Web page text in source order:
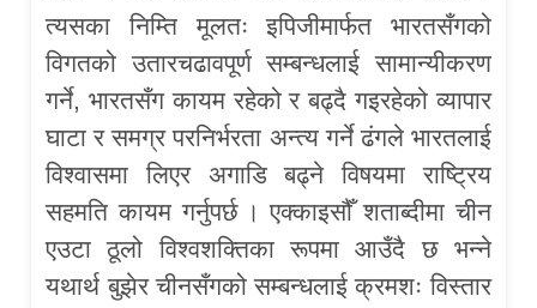
त्यसका निम्ति मूलतः इपिजीमार्फत भारतसँगको
विगतको उतारचढावपूर्ण सम्बन्धलाई सामान्यीकरण
गर्ने, भारतसँग कायम रहेको र बढ्दै गइरहेको व्यापार
घाटा र समग्र परनिर्भरता अन्त्य गर्ने ढंगले भारतलाई
विश्वासमा लिएर अगाडि बढ्ने विषयमा राष्ट्रिय
सहमति कायम गर्नुपर्छ । एक्काइसौँ शताब्दीमा चीन
एउटा ठूलो विश्वशक्तिका रूपमा आउँदै छ भन्ने
यथार्थ बुझेर चीनसँगको सम्बन्धलाई क्रमशः विस्तार